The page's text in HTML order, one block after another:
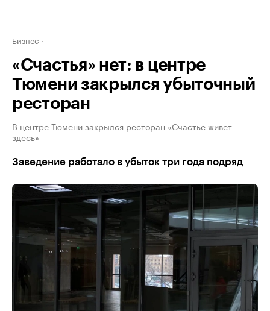
Бизнес
«Счастья» нет: в центре
Тюмени закрылся убыточный
ресторан
В центре Тюмени закрылся ресторан «Счастье живет
здесь»
Заведение работало в убыток три года подряд